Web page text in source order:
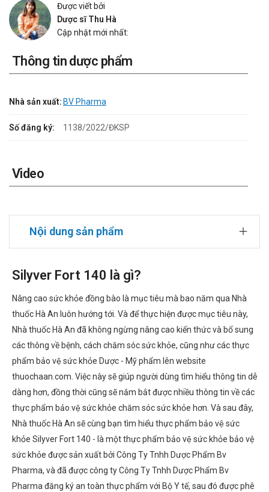
Được viết bởi
Dược sĩ Thu Hà
Cập nhật mới nhất:
Thông tin dược phẩm
Nhà sản xuất: BV Pharma
Số đăng ký: 1138/2022/ĐKSP
Video
Nội dung sản phẩm
Silyver Fort 140 là gì?
Nâng cao sức khỏe đồng bào là mục tiêu mà bao năm qua Nhà
thuốc Hà An luôn hướng tới. Và để thực hiện được mục tiêu này,
Nhà thuốc Hà An đã không ngừng nâng cao kiến thức và bổ sung
các thông về bệnh, cách chăm sóc sức khỏe, cũng như các thực
phẩm bảo vệ sức khỏe Dược - Mỹ phẩm lên website
thuochaan.com. Việc này sẽ giúp người dùng tìm hiểu thông tin dễ
dàng hơn, đồng thời cũng sẽ nắm bắt được nhiều thông tin về các
thực phẩm bảo vệ sức khỏe chăm sóc sức khỏe hơn. Và sau đây,
Nhà thuốc Hà An sẽ cùng bạn tìm hiểu thực phẩm bảo vệ sức
khỏe Silyver Fort 140 - là một thực phẩm bảo vệ sức khỏe bảo vệ
sức khỏe được sản xuất bởi Công Ty Tnhh Dược Phẩm Bv
Pharma, và đã được công ty Công Ty Tnhh Dược Phẩm Bv
Pharma đăng ký an toàn thực phẩm với Bộ Y tế, sau đó được phê